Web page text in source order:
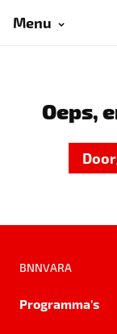
Menu
Oeps,
BNNVARA
Programma's